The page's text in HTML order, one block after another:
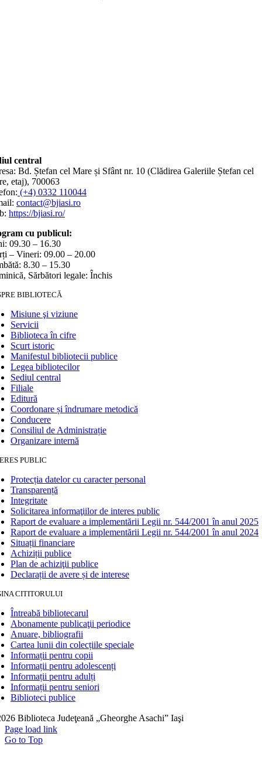
central
Bd. Ștefan cel Mare și Sfânt nr. 10 (Clădirea Galeriile Ștefan cel
etaj), 700063
(+4) 0332 110044
contact@bjiasi.ro
https://bjiasi.ro/
cu publicul:
09.30 – 16.30
– Vineri: 09.00 – 20.00
8.30 – 15.30
Sărbători legale: Închis
BIBLIOTECĂ
Misiune şi viziune
Servicii
Biblioteca în cifre
Scurt istoric
Manifestul bibliotecii publice
Legea bibliotecilor
Sediul central
Filiale
Editură
Coordonare și îndrumare metodică
Conducere
Consiliul de Administrație
Organizare internă
PUBLIC
Protecția datelor cu caracter personal
Transparență
Integritate
Solicitarea informaţiilor de interes public
Raport de evaluare a implementării Legii nr. 544/2001 în anul 2025
Raport de evaluare a implementării Legii nr. 544/2001 în anul 2024
Situații financiare
Achiziții publice
Plan de achiziţii publice
Declarații de avere și de interese
CITITORULUI
Întreabă bibliotecarul
Abonamente publicaţii periodice
Anuare, bibliografii
Cartea lunii din colecțiile speciale
Informații pentru copii
Informații pentru adolescenți
Informații pentru adulți
Informații pentru seniori
Biblioteci publice
Biblioteca Judeţeană „Gheorghe Asachi” Iaşi
Page load link
Go to Top